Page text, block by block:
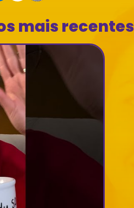
mais recentes